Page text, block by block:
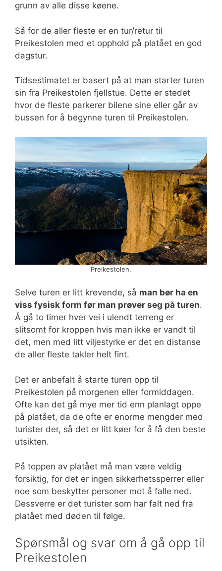
grunn av alle disse køene.
Så for de aller fleste er en tur/retur til
Preikestolen med et opphold på platået en god
dagstur.
Tidsestimatet er basert på at man starter turen
sin fra Preikestolen fjellstue. Dette er stedet
hvor de fleste parkerer bilene sine eller går av
bussen for å begynne turen til Preikestolen.
Preikestolen.
Selve turen er litt krevende, så man bør ha en
viss fysisk form før man prøver seg på turen.
Å gå to timer hver vei i ulendt terreng er
slitsomt for kroppen hvis man ikke er vandt til
det, men med litt viljestyrke er det en distanse
de aller fleste takler helt fint.
Det er anbefalt å starte turen opp til
Preikestolen på morgenen eller formiddagen.
Ofte kan det gå mye mer tid enn planlagt oppe
på platået, da de ofte er enorme mengder med
turister der, så det er litt køer for å få den beste
utsikten.
På toppen av platået må man være veldig
forsiktig, for det er ingen sikkerhetssperrer eller
noe som beskytter personer mot å falle ned.
Dessverre er det turister som har falt ned fra
platået med døden til følge.
Spørsmål og svar om å gå opp til
Preikestolen